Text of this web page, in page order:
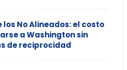
los No Alineados: el costo
a Washington sin
de reciprocidad